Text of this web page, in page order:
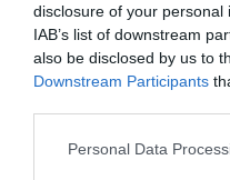
disclosure of your
IAB’s list of downstream
also be disclosed by us to
Downstream Participants
Please note that this
Personal Data